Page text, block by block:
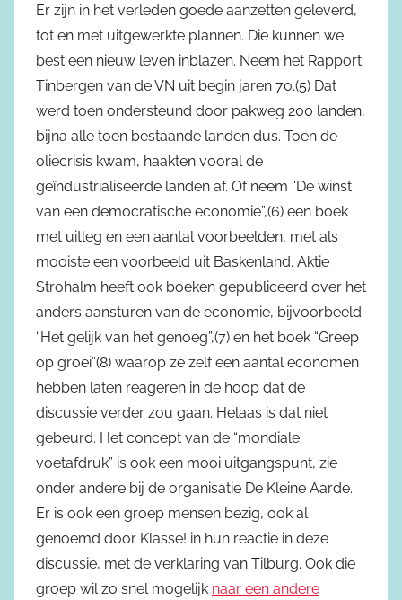
Er zijn in het verleden goede aanzetten geleverd,
tot en met uitgewerkte plannen. Die kunnen we
best een nieuw leven inblazen. Neem het Rapport
Tinbergen van de VN uit begin jaren 70.(5) Dat
werd toen ondersteund door pakweg 200 landen,
bijna alle toen bestaande landen dus. Toen de
oliecrisis kwam, haakten vooral de
geïndustrialiseerde landen af. Of neem “De winst
van een democratische economie”,(6) een boek
met uitleg en een aantal voorbeelden, met als
mooiste een voorbeeld uit Baskenland. Aktie
Strohalm heeft ook boeken gepubliceerd over het
anders aansturen van de economie, bijvoorbeeld
“Het gelijk van het genoeg”,(7) en het boek “Greep
op groei”(8) waarop ze zelf een aantal economen
hebben laten reageren in de hoop dat de
discussie verder zou gaan. Helaas is dat niet
gebeurd. Het concept van de “mondiale
voetafdruk” is ook een mooi uitgangspunt, zie
onder andere bij de organisatie De Kleine Aarde.
Er is ook een groep mensen bezig, ook al
genoemd door Klasse! in hun reactie in deze
discussie, met de verklaring van Tilburg. Ook die
groep wil zo snel mogelijk naar een andere